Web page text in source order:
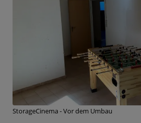
StorageCinema - Vor dem Umbau